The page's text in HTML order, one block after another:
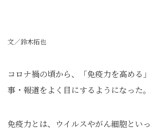
文／鈴木拓也
コロナ禍の頃から、「免疫力を高める
事・報道をよく目にするようになった。
免疫力とは、ウイルスやがん細胞とい